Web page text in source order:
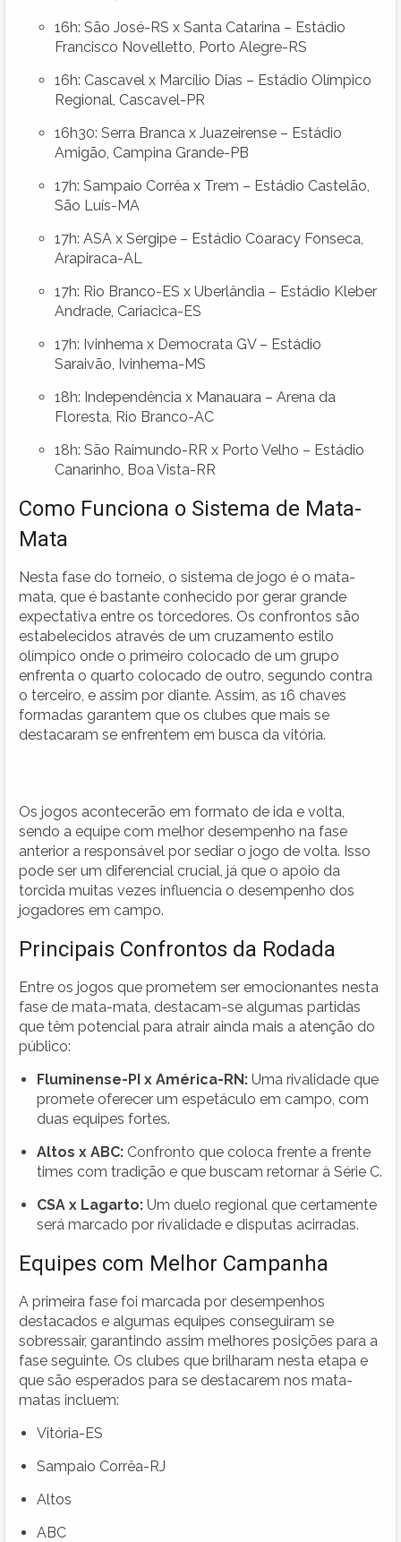
16h: São José-RS x Santa Catarina – Estádio
Francisco Novelletto, Porto Alegre-RS
16h: Cascavel x Marcílio Dias – Estádio Olímpico
Regional, Cascavel-PR
16h30: Serra Branca x Juazeirense – Estádio
Amigão, Campina Grande-PB
17h: Sampaio Corrêa x Trem – Estádio Castelão,
São Luís-MA
17h: ASA x Sergipe – Estádio Coaracy Fonseca,
Arapiraca-AL
17h: Rio Branco-ES x Uberlândia – Estádio Kleber
Andrade, Cariacica-ES
17h: Ivinhema x Democrata GV – Estádio
Saraivão, Ivinhema-MS
18h: Independência x Manauara – Arena da
Floresta, Rio Branco-AC
18h: São Raimundo-RR x Porto Velho – Estádio
Canarinho, Boa Vista-RR
Como Funciona o Sistema de Mata-
Mata
Nesta fase do torneio, o sistema de jogo é o mata-
mata, que é bastante conhecido por gerar grande
expectativa entre os torcedores. Os confrontos são
estabelecidos através de um cruzamento estilo
olímpico onde o primeiro colocado de um grupo
enfrenta o quarto colocado de outro, segundo contra
o terceiro, e assim por diante. Assim, as 16 chaves
formadas garantem que os clubes que mais se
destacaram se enfrentem em busca da vitória.
Os jogos acontecerão em formato de ida e volta,
sendo a equipe com melhor desempenho na fase
anterior a responsável por sediar o jogo de volta. Isso
pode ser um diferencial crucial, já que o apoio da
torcida muitas vezes influencia o desempenho dos
jogadores em campo.
Principais Confrontos da Rodada
Entre os jogos que prometem ser emocionantes nesta
fase de mata-mata, destacam-se algumas partidas
que têm potencial para atrair ainda mais a atenção do
público:
Fluminense-PI x América-RN: Uma rivalidade que
promete oferecer um espetáculo em campo, com
duas equipes fortes.
Altos x ABC: Confronto que coloca frente a frente
times com tradição e que buscam retornar à Série C.
CSA x Lagarto: Um duelo regional que certamente
será marcado por rivalidade e disputas acirradas.
Equipes com Melhor Campanha
A primeira fase foi marcada por desempenhos
destacados e algumas equipes conseguiram se
sobressair, garantindo assim melhores posições para a
fase seguinte. Os clubes que brilharam nesta etapa e
que são esperados para se destacarem nos mata-
matas incluem:
Vitória-ES
Sampaio Corrêa-RJ
Altos
ABC